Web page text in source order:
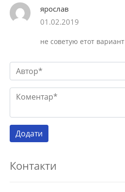
ярослав
01.02.2019
не советую етот вариант
Контакти